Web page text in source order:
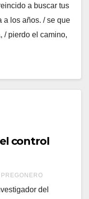
a buscar tus
a los años. / se que
/ pierdo el camino,
control
del